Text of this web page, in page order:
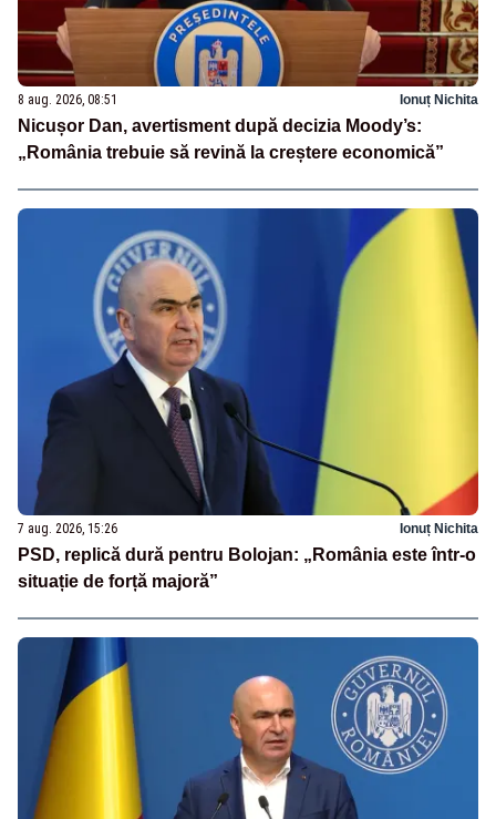
8 aug. 2026, 08:51 Ionuț Nichita
Nicușor Dan, avertisment după decizia Moody’s:
„România trebuie să revină la creștere economică”
7 aug. 2026, 15:26 Ionuț Nichita
PSD, replică dură pentru Bolojan: „România este într-o
situație de forță majoră”